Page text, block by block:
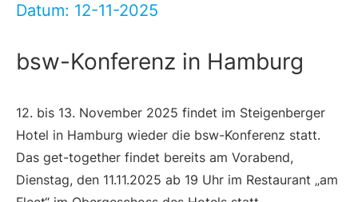
Datum: 12-11-2025
bsw-Konferenz in Hamburg
12. bis 13. November 2025 findet im Steigenberger
Hotel in Hamburg wieder die bsw-Konferenz statt.
Das get-together findet bereits am Vorabend,
Dienstag, den 11.11.2025 ab 19 Uhr im Restaurant „am